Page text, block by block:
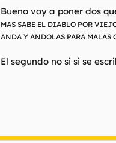
Bueno voy a poner dos
MAS SABE EL DIABLO POR
ANDA Y ANDOLAS PARA MALAS
El segundo no si si se